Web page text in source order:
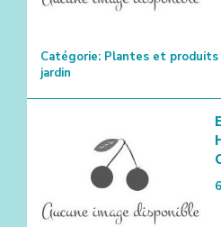
Catégorie: Plantes et produits
jardin